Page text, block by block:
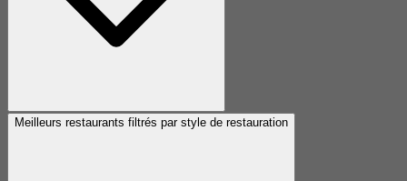
Meilleurs restaurants filtrés par style de restauration